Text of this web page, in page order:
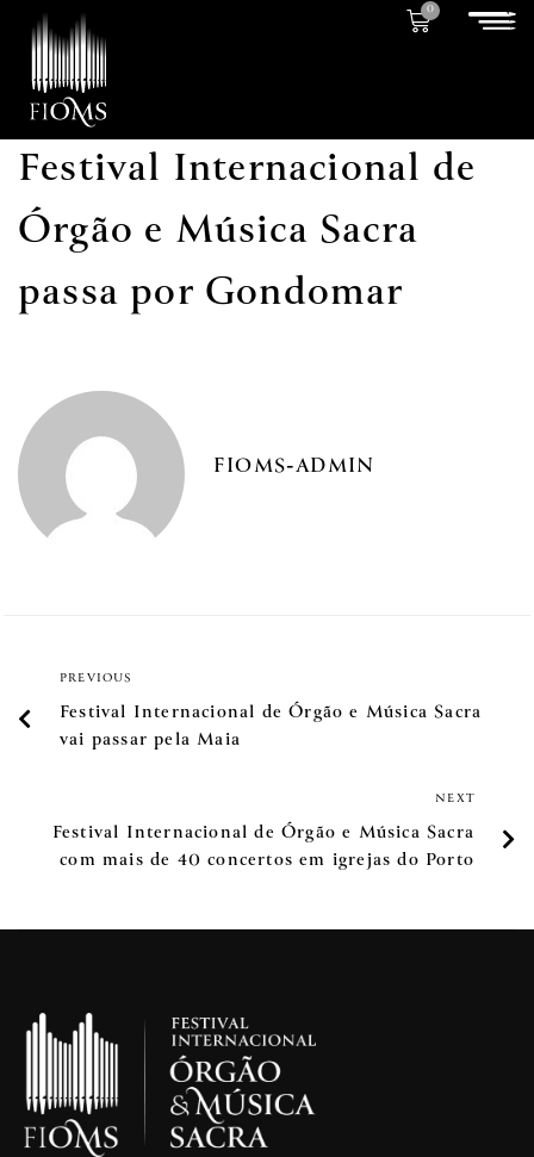
0
Festival Internacional de
Órgão e Música Sacra
passa por Gondomar
FIOMS-ADMIN
PREVIOUS
Festival Internacional de Órgão e Música Sacra
vai passar pela Maia
NEXT
Festival Internacional de Órgão e Música Sacra
com mais de 40 concertos em igrejas do Porto